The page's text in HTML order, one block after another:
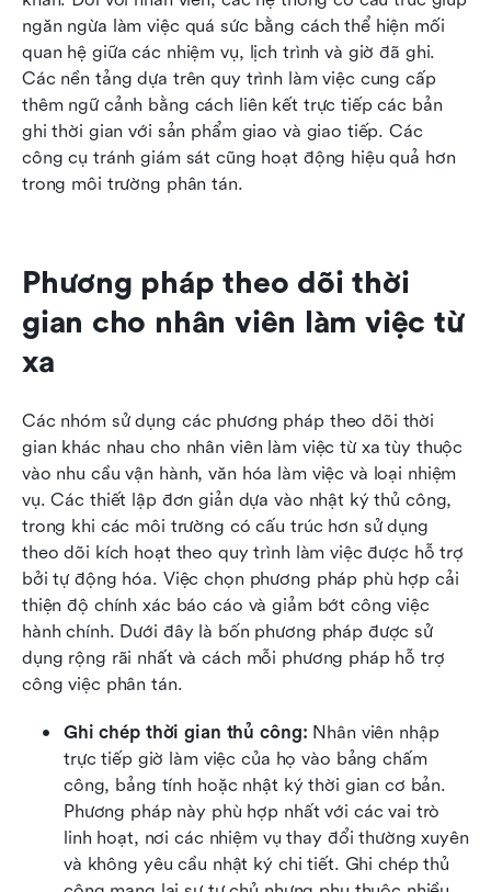
ngăn ngừa làm việc quá sức bằng cách thể hiện mối
quan hệ giữa các nhiệm vụ, lịch trình và giờ đã ghi.
Các nền tảng dựa trên quy trình làm việc cung cấp
thêm ngữ cảnh bằng cách liên kết trực tiếp các bản
ghi thời gian với sản phẩm giao và giao tiếp. Các
công cụ tránh giám sát cũng hoạt động hiệu quả hơn
trong môi trường phân tán.
Phương pháp theo dõi thời
gian cho nhân viên làm việc từ
xa
Các nhóm sử dụng các phương pháp theo dõi thời
gian khác nhau cho nhân viên làm việc từ xa tùy thuộc
vào nhu cầu vận hành, văn hóa làm việc và loại nhiệm
vụ. Các thiết lập đơn giản dựa vào nhật ký thủ công,
trong khi các môi trường có cấu trúc hơn sử dụng
theo dõi kích hoạt theo quy trình làm việc được hỗ trợ
bởi tự động hóa. Việc chọn phương pháp phù hợp cải
thiện độ chính xác báo cáo và giảm bớt công việc
hành chính. Dưới đây là bốn phương pháp được sử
dụng rộng rãi nhất và cách mỗi phương pháp hỗ trợ
công việc phân tán.
Ghi chép thời gian thủ công: Nhân viên nhập
trực tiếp giờ làm việc của họ vào bảng chấm
công, bảng tính hoặc nhật ký thời gian cơ bản.
Phương pháp này phù hợp nhất với các vai trò
linh hoạt, nơi các nhiệm vụ thay đổi thường xuyên
và không yêu cầu nhật ký chi tiết. Ghi chép thủ